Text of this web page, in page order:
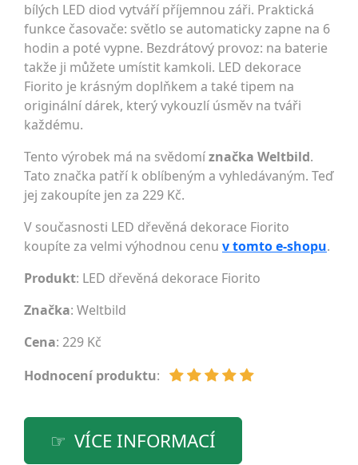
bílých LED diod vytváří příjemnou záři. Praktická
funkce časovače: světlo se automaticky zapne na 6
hodin a poté vypne. Bezdrátový provoz: na baterie
takže ji můžete umístit kamkoli. LED dekorace
Fiorito je krásným doplňkem a také tipem na
originální dárek, který vykouzlí úsměv na tváři
každému.
Tento výrobek má na svědomíznačka Weltbild.
Tato značka patří k oblíbeným a vyhledávaným. Teď
jej zakoupíte jen za 229 Kč.
V současnosti LED dřevěná dekorace Fiorito
koupíte za velmi výhodnou cenu v tomto e-shopu.
Produkt: LED dřevěná dekorace Fiorito
Značka: Weltbild
Cena: 229 Kč
Hodnocení produktu:
VÍCE INFORMACÍ